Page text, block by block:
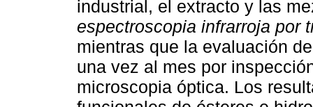
industrial, el extracto y las
espectroscopia infrarroja por
mientras que la evaluación
una vez al mes por
microscopia óptica. Los